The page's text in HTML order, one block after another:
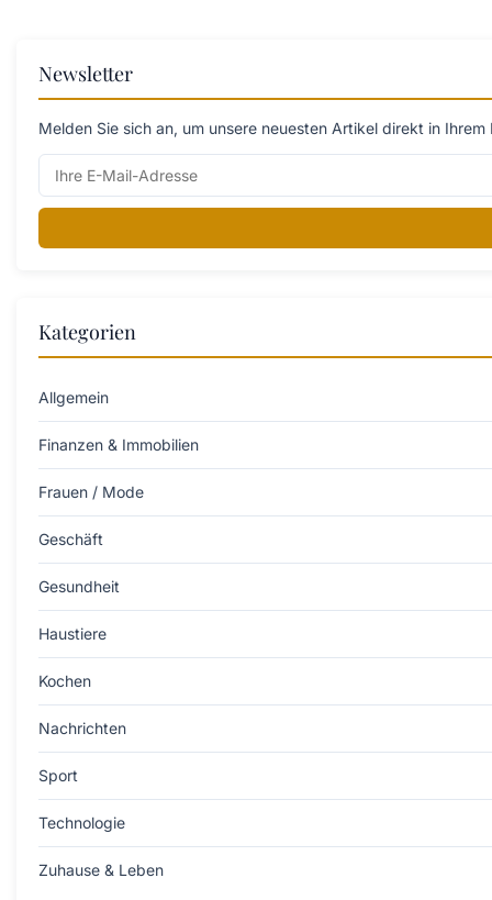
Newsletter
Melden Sie sich an, um unsere neuesten Artikel direkt in
Kategorien
Allgemein
Finanzen & Immobilien
Frauen / Mode
Geschäft
Gesundheit
Haustiere
Kochen
Nachrichten
Sport
Technologie
Zuhause & Leben